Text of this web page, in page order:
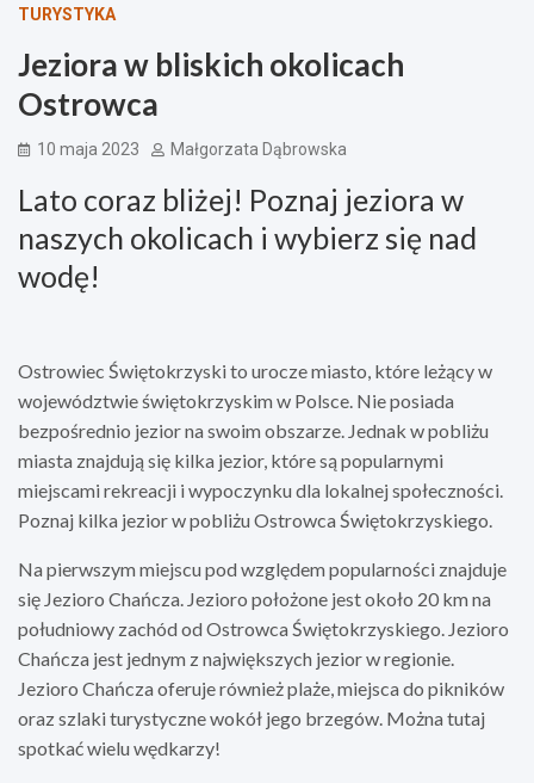
TURYSTYKA
Jeziora w bliskich okolicach
Ostrowca
10 maja 2023 Małgorzata Dąbrowska
Lato coraz bliżej! Poznaj jeziora w
naszych okolicach i wybierz się nad
wodę!
Ostrowiec Świętokrzyski to urocze miasto, które leżący w
województwie świętokrzyskim w Polsce. Nie posiada
bezpośrednio jezior na swoim obszarze. Jednak w pobliżu
miasta znajdują się kilka jezior, które są popularnymi
miejscami rekreacji i wypoczynku dla lokalnej społeczności.
Poznaj kilka jezior w pobliżu Ostrowca Świętokrzyskiego.
Na pierwszym miejscu pod względem popularności znajduje
się Jezioro Chańcza. Jezioro położone jest około 20 km na
południowy zachód od Ostrowca Świętokrzyskiego. Jezioro
Chańcza jest jednym z największych jezior w regionie.
Jezioro Chańcza oferuje również plaże, miejsca do pikników
oraz szlaki turystyczne wokół jego brzegów. Można tutaj
spotkać wielu wędkarzy!